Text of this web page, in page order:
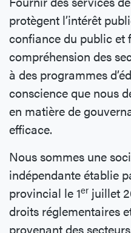
protègent l’intérêt
confiance du public et
compréhension des
à des programmes
conscience que nous
en matière de
efficace.
Nous sommes une
indépendante établie
provincial le 1er juillet
droits réglementaires
provenant des